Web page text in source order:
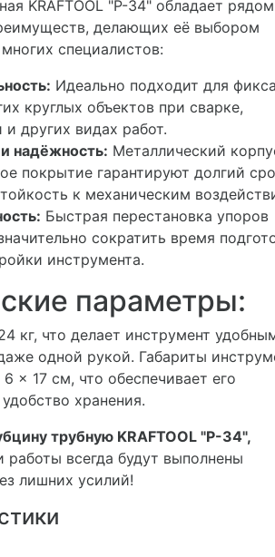
KRAFTOOL "P-34" обладает рядом
делающих её выбором
специалистов:
Идеально подходит для
круглых объектов при сварке,
и других видах работ.
надёжность: Металлический
покрытие гарантируют долгий
к механическим
Быстрая перестановка упоров
сократить время
инструмента.
параметры:
кг, что делает инструмент
одной рукой. Габариты
x 17 см, что обеспечивает его
хранения.
трубную KRAFTOOL "P-34",
работы всегда будут выполнены
лишних усилий!